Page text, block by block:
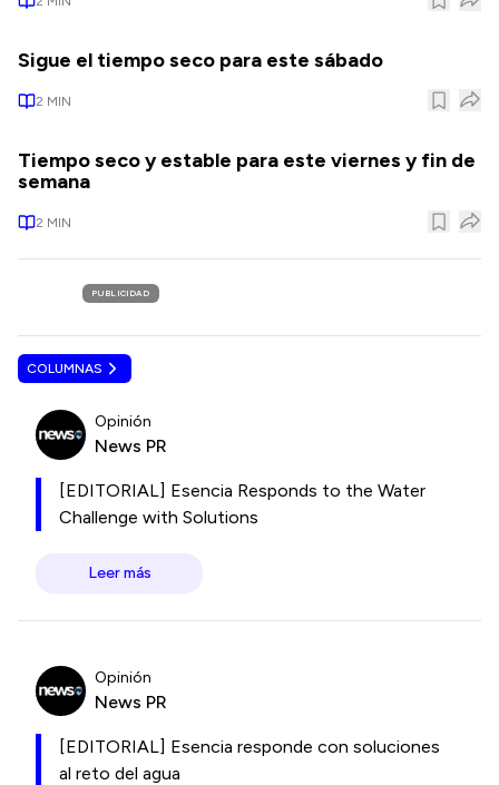
Sigue el tiempo seco para este sábado
2 MIN
Tiempo seco y estable para este viernes y fin de
semana
2 MIN
PUBLICIDAD
COLUMNAS
Opinión
News PR
[EDITORIAL] Esencia Responds to the Water
Challenge with Solutions
Leer más
Opinión
News PR
[EDITORIAL] Esencia responde con soluciones
al reto del agua